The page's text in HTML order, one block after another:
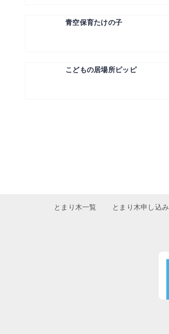
青空保育たけの子
こどもの居場所ピッピ
とまり木一覧 とまり木申し込み